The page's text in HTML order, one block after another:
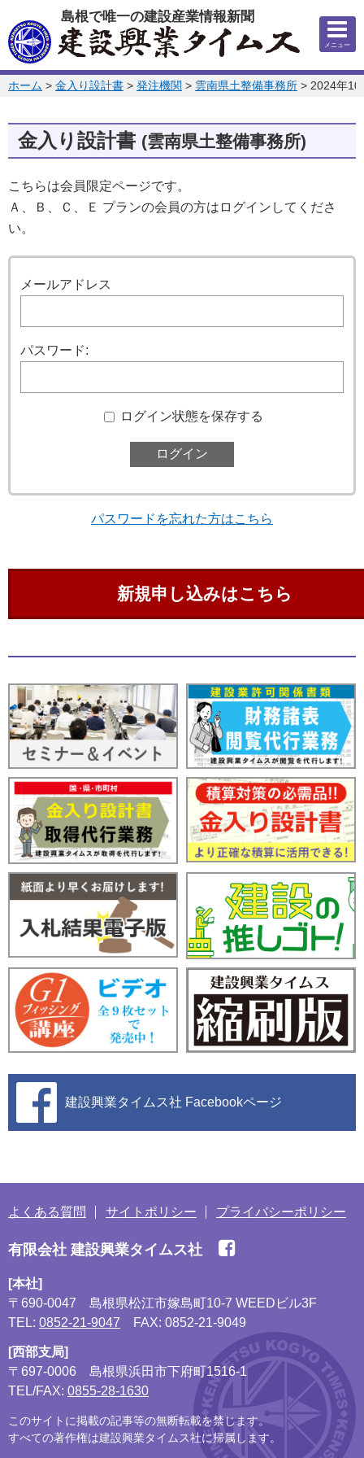
このページの本文へ
島根で唯一の建設産業情報新聞
メニュー
このページの位置:
ホーム > 金入り設計書 > 発注機関 > 雲南県土整備事務所 > 2024年
金入り設計書 (雲南県土整備事務所)
こちらは会員限定ページです。
Ａ、Ｂ、Ｃ、Ｅ プランの会員の方はログインしてくださ
い。
メールアドレス
パスワード:
ログイン状態を保存する
パスワードを忘れた方はこちら
新規申し込みはこちら
建設興業タイムス社 Facebookページ
よくある質問 サイトポリシー プライバシーポリシー
有限会社 建設興業タイムス社
[本社]
〒690-0047
島根県松江市嫁島町10-7 WEEDビル3F
TEL: 0852-21-9047 FAX: 0852-21-9049
[西部支局]
〒697-0006
島根県浜田市下府町1516-1
TEL/FAX: 0855-28-1630
このサイトに掲載の記事等の無断転載を禁じます。
すべての著作権は建設興業タイムス社に帰属します。